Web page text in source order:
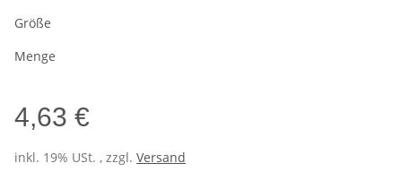
Größe
Menge
4,63 €
inkl. 19% USt. , zzgl. Versand